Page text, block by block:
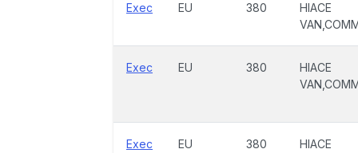
Exec EU 380
HIACE
Exec EU 380
HIACE
Exec EU 380
HIACE